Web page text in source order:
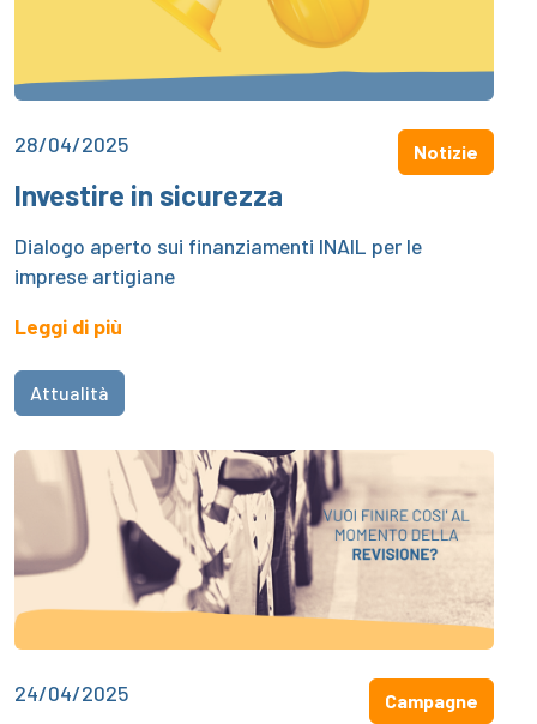
28/04/2025 Notizie
Investire in sicurezza
Dialogo aperto sui finanziamenti INAIL per le
imprese artigiane
Leggi di più
Attualità
24/04/2025 Campagne